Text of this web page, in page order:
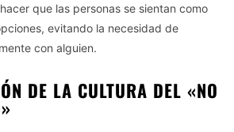
que las personas se sientan como
evitando la necesidad de
con alguien.
DE LA CULTURA DEL «NO